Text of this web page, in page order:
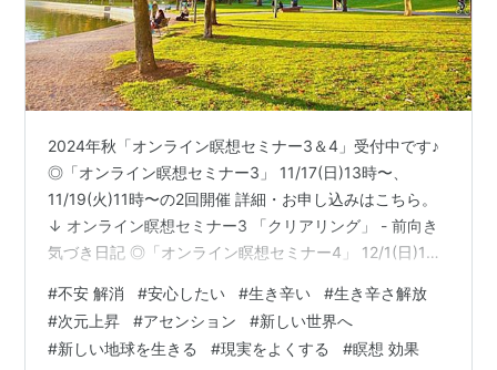
2024年秋「オンライン瞑想セミナー3＆4」受付中です♪
◎「オンライン瞑想セミナー3」 11/17(日)13時〜、
11/19(火)11時〜の2回開催 詳細・お申し込みはこちら。
↓ オンライン瞑想セミナー3 「クリアリング」 - 前向き
気づき日記 ◎「オンライン瞑想セミナー4」 12/1(日)13
ら。↓ オンライン瞑想セミナー4 「高次元からのメッセ
ージを受け取る」 - 前向き気づき日記 ＊瞑想セミナーは
必ず1から順に受講してください。 今日は、 不信感や欠
#不安 解消 #安心したい #生き辛い #生き辛さ解放
#次元上昇 #アセンション #新しい世界へ
#新しい地球を生きる #現実をよくする #瞑想 効果